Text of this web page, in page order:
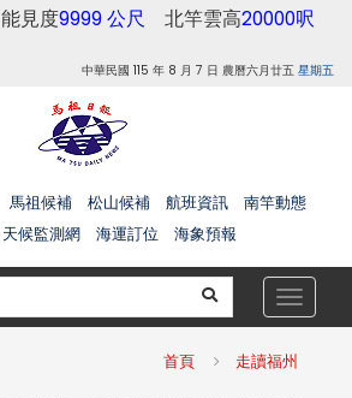
能見度9999 公尺 北竿雲高20000呎
中華民國 115 年 8 月 7 日 農曆六月廿五 星期五
馬祖候補 松山候補 航班資訊
南竿動態
天候監測網 海運訂位 海象預報
Toggle
首頁 走讀福州